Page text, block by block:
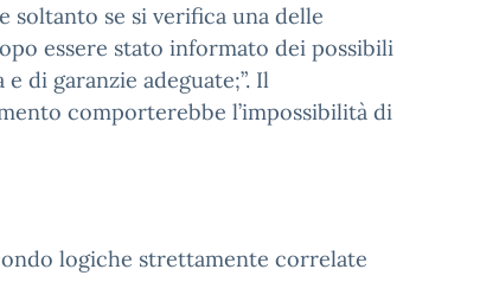
soltanto se si verifica una delle
essere stato informato dei possibili
di garanzie adeguate;”. Il
comporterebbe l’impossibilità di
logiche strettamente correlate